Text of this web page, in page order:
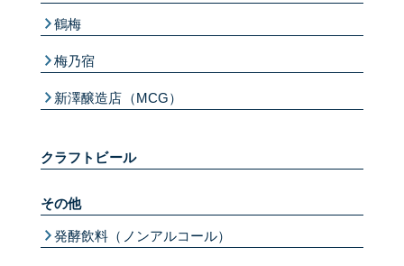
鶴梅
梅乃宿
新澤醸造店（MCG）
クラフトビール
その他
発酵飲料（ノンアルコール）